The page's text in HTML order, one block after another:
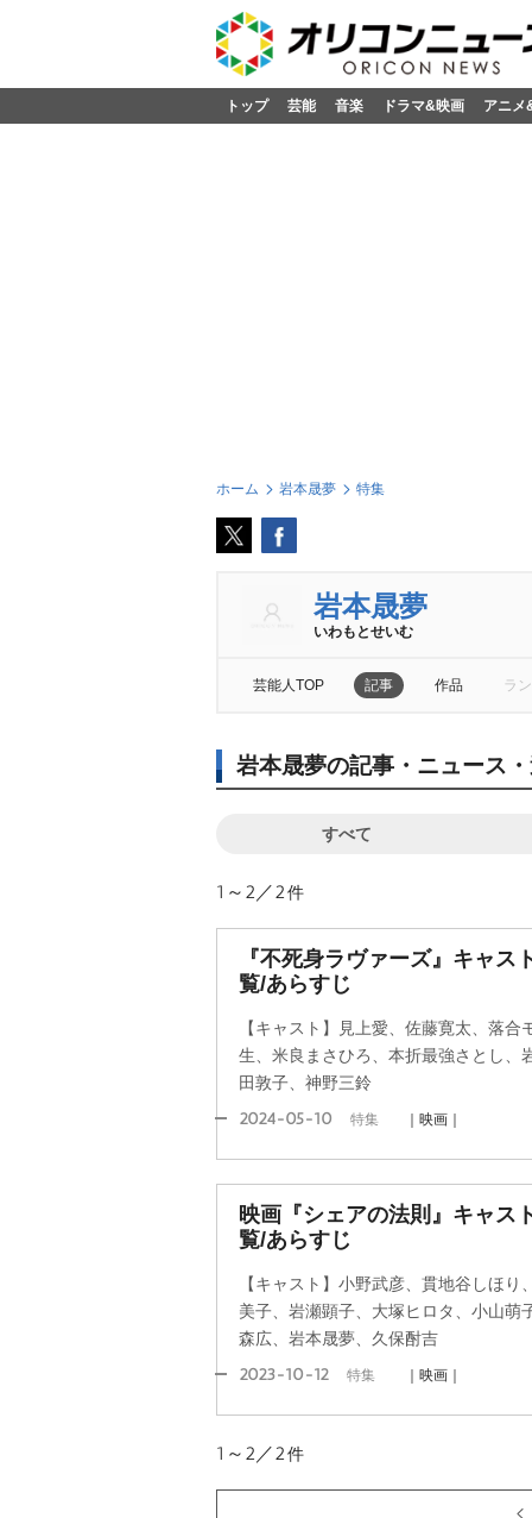
トップ 芸能 音楽 ドラマ&映画 アニメ
ホーム 本晟夢 特集
本晟夢
いわもとせいむ
芸能人TOP 記事 作品 ラ
本晟夢の記事・ニュース・
すべて
1～2／2件
『不死身ラヴァーズ』キャス
覧/あらすじ
【キャスト】見上愛、佐藤寛太、落
生、米良まさひろ、本折最強さとし、
田敦子、神野三鈴
2024-05-10 特集 ｜映画｜
映画『シェアの法則』キャス
覧/あらすじ
【キャスト】小野武彦、貫地谷しほ
美子、岩瀬顕子、大塚ヒロタ、小山萌
森広、岩本晟夢、久保酎吉
2023-10-12 特集 ｜映画｜
1～2／2件